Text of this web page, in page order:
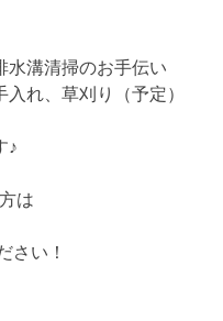
水溝清掃のお手伝い
れ、草刈り（予定）
♪
は
さい！